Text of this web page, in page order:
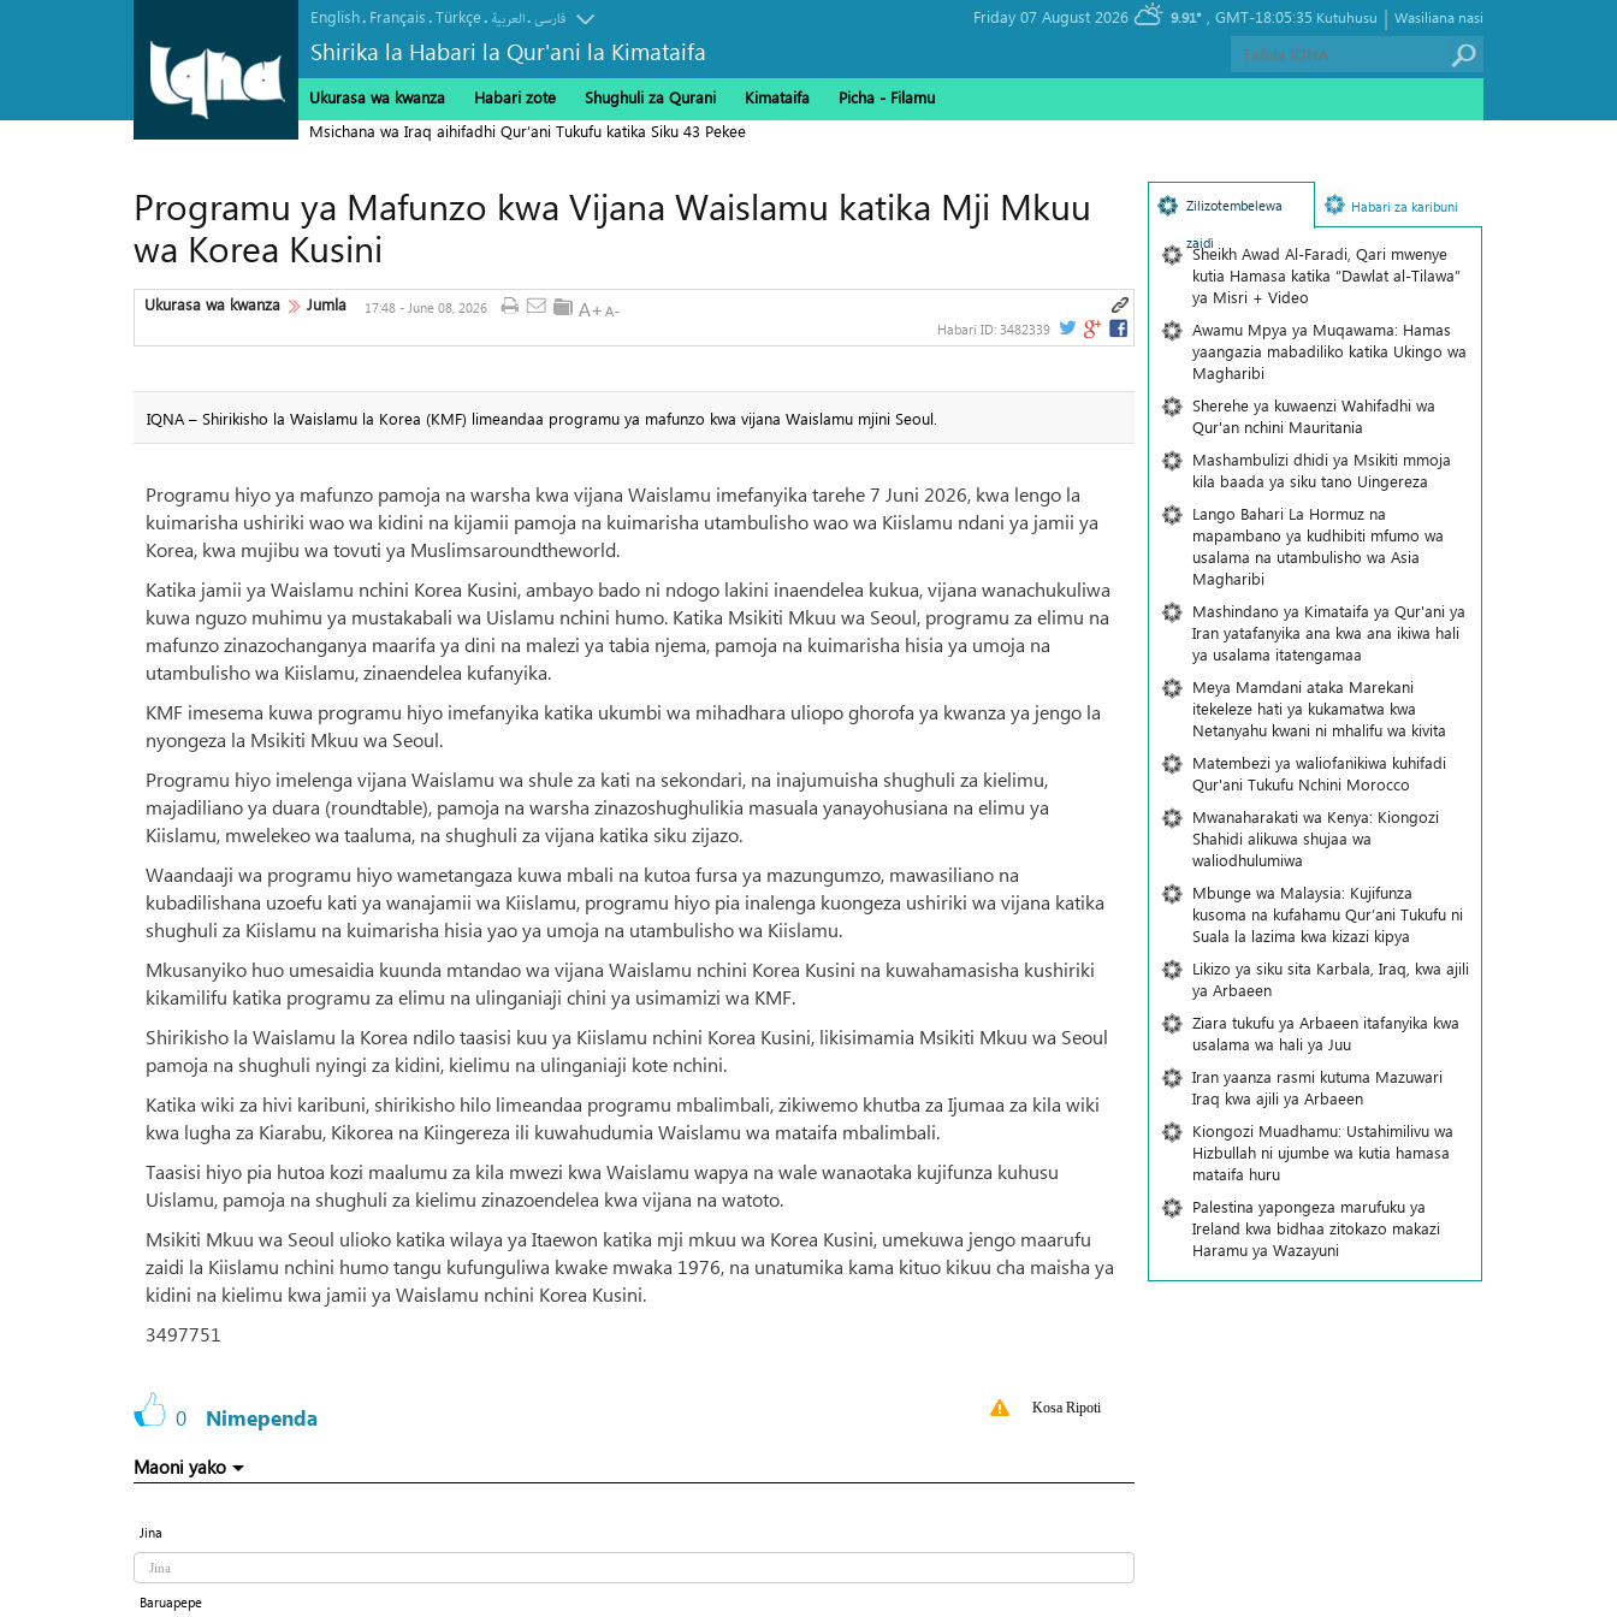
English. Français.Türkçe. العربیة.فارسی
Shirika la Habari la Qur'ani la Kimataifa
GMT-18:05:35
9.91° Wasiliana nasi
|
Kutuhusu
Ukurasa wa kwanza Habari zote Shughuli za Qurani Kimataifa
Picha‎ - Filamu‎
Msichana wa Iraq aihifadhi Qur’ani Tukufu katika Siku 43 Pekee
Programu ya Mafunzo kwa Vijana Waislamu katika Mji Mkuu
wa Korea Kusini
Ukurasa wa kwanza Jumla
17:48 - June 08, 2026
Habari ID: 3482339
IQNA – Shirikisho la Waislamu la Korea (KMF) limeandaa programu ya mafunzo kwa vijana Waislamu mjini Seoul.
Programu hiyo ya mafunzo pamoja na warsha kwa vijana Waislamu imefanyika tarehe 7 Juni 2026, kwa lengo la
kuimarisha ushiriki wao wa kidini na kijamii pamoja na kuimarisha utambulisho wao wa Kiislamu ndani ya jamii ya
Korea, kwa mujibu wa tovuti ya Muslimsaroundtheworld.
Katika jamii ya Waislamu nchini Korea Kusini, ambayo bado ni ndogo lakini inaendelea kukua, vijana wanachukuliwa
kuwa nguzo muhimu ya mustakabali wa Uislamu nchini humo. Katika Msikiti Mkuu wa Seoul, programu za elimu na
mafunzo zinazochanganya maarifa ya dini na malezi ya tabia njema, pamoja na kuimarisha hisia ya umoja na
utambulisho wa Kiislamu, zinaendelea kufanyika.
KMF imesema kuwa programu hiyo imefanyika katika ukumbi wa mihadhara uliopo ghorofa ya kwanza ya jengo la
nyongeza la Msikiti Mkuu wa Seoul.
Programu hiyo imelenga vijana Waislamu wa shule za kati na sekondari, na inajumuisha shughuli za kielimu,
majadiliano ya duara (roundtable), pamoja na warsha zinazoshughulikia masuala yanayohusiana na elimu ya
Kiislamu, mwelekeo wa taaluma, na shughuli za vijana katika siku zijazo.
Waandaaji wa programu hiyo wametangaza kuwa mbali na kutoa fursa ya mazungumzo, mawasiliano na
kubadilishana uzoefu kati ya wanajamii wa Kiislamu, programu hiyo pia inalenga kuongeza ushiriki wa vijana katika
shughuli za Kiislamu na kuimarisha hisia yao ya umoja na utambulisho wa Kiislamu.
Mkusanyiko huo umesaidia kuunda mtandao wa vijana Waislamu nchini Korea Kusini na kuwahamasisha kushiriki
kikamilifu katika programu za elimu na ulinganiaji chini ya usimamizi wa KMF.
Shirikisho la Waislamu la Korea ndilo taasisi kuu ya Kiislamu nchini Korea Kusini, likisimamia Msikiti Mkuu wa Seoul
pamoja na shughuli nyingi za kidini, kielimu na ulinganiaji kote nchini.
Katika wiki za hivi karibuni, shirikisho hilo limeandaa programu mbalimbali, zikiwemo khutba za Ijumaa za kila wiki
kwa lugha za Kiarabu, Kikorea na Kiingereza ili kuwahudumia Waislamu wa mataifa mbalimbali.
Taasisi hiyo pia hutoa kozi maalumu za kila mwezi kwa Waislamu wapya na wale wanaotaka kujifunza kuhusu
Uislamu, pamoja na shughuli za kielimu zinazoendelea kwa vijana na watoto.
Msikiti Mkuu wa Seoul ulioko katika wilaya ya Itaewon katika mji mkuu wa Korea Kusini, umekuwa jengo maarufu
zaidi la Kiislamu nchini humo tangu kufunguliwa kwake mwaka 1976, na unatumika kama kituo kikuu cha maisha ya
kidini na kielimu kwa jamii ya Waislamu nchini Korea Kusini.
3497751
0 Nimependa Kosa Ripoti
Maoni yako
Jina
Baruapepe
Zilizotembelewa
zaidi
Habari za karibuni
Sheikh Awad Al-Faradi, Qari mwenye
kutia Hamasa katika “Dawlat al-Tilawa”
ya Misri + Video
Awamu Mpya ya Muqawama: Hamas
yaangazia mabadiliko katika Ukingo wa
Magharibi
Sherehe ya kuwaenzi Wahifadhi wa
Qur'an nchini Mauritania
Mashambulizi dhidi ya Msikiti mmoja
kila baada ya siku tano Uingereza
Lango Bahari La Hormuz na
mapambano ya kudhibiti mfumo wa
usalama na utambulisho wa Asia
Magharibi
Mashindano ya Kimataifa ya Qur'ani ya
Iran yatafanyika ana kwa ana ikiwa hali
ya usalama itatengamaa
Meya Mamdani ataka Marekani
itekeleze hati ya kukamatwa kwa
Netanyahu kwani ni mhalifu wa kivita
Matembezi ya waliofanikiwa kuhifadi
Qur'ani Tukufu Nchini Morocco
Mwanaharakati wa Kenya: Kiongozi
Shahidi alikuwa shujaa wa
waliodhulumiwa
Mbunge wa Malaysia: Kujifunza
kusoma na kufahamu Qur’ani Tukufu ni
Suala la lazima kwa kizazi kipya
Likizo ya siku sita Karbala, Iraq, kwa ajili
ya Arbaeen
Ziara tukufu ya Arbaeen itafanyika kwa
usalama wa hali ya Juu
Iran yaanza rasmi kutuma Mazuwari
Iraq kwa ajili ya Arbaeen
Kiongozi Muadhamu: Ustahimilivu wa
Hizbullah ni ujumbe wa kutia hamasa
mataifa huru
Palestina yapongeza marufuku ya
Ireland kwa bidhaa zitokazo makazi
Haramu ya Wazayuni